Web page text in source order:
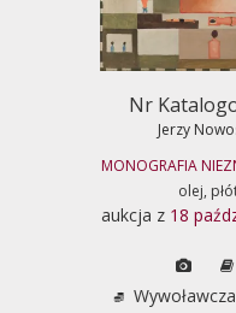
Nr
Jerzy
MONOGRAFIA
olej,
aukcja z 18